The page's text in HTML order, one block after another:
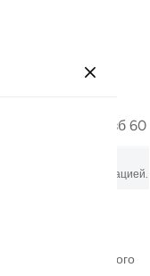
Хизб 60
и транслитерацией.
Милосердного